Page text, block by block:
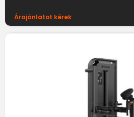
Árajánlatot kérek